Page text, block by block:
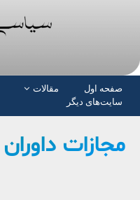
صفحە اول مقالات
سایت‌های دیگر
مجازات